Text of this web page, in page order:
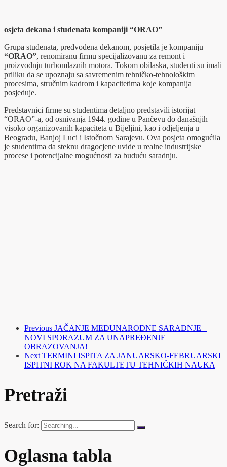
osjeta dekana i studenata kompaniji “ORAO”
Grupa studenata, predvođena dekanom, posjetila je kompaniju
“ORAO”, renomiranu firmu specijalizovanu za remont i
proizvodnju turbomlaznih motora. Tokom obilaska, studenti su imali
priliku da se upoznaju sa savremenim tehničko-tehnološkim
procesima, stručnim kadrom i kapacitetima koje kompanija
posjeduje.
Predstavnici firme su studentima detaljno predstavili istorijat
“ORAO”-a, od osnivanja 1944. godine u Pančevu do današnjih
visoko organizovanih kapaciteta u Bijeljini, kao i odjeljenja u
Beogradu, Banjoj Luci i Istočnom Sarajevu. Ova posjeta omogućila
je studentima da steknu dragocjene uvide u realne industrijske
procese i potencijalne mogućnosti za buduću saradnju.
Previous JAČANJE MEĐUNARODNE SARADNJE –
NOVI SPORAZUM ZA UNAPREĐENJE
OBRAZOVANJA!
Next TERMINI ISPITA ZA JANUARSKO-FEBRUARSKI
ISPITNI ROK NA FAKULTETU TEHNIČKIH NAUKA
Pretraži
Search for:
Oglasna tabla